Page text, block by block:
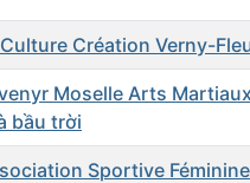
Création Verny-
Moselle Arts
bầu trời
Sportive